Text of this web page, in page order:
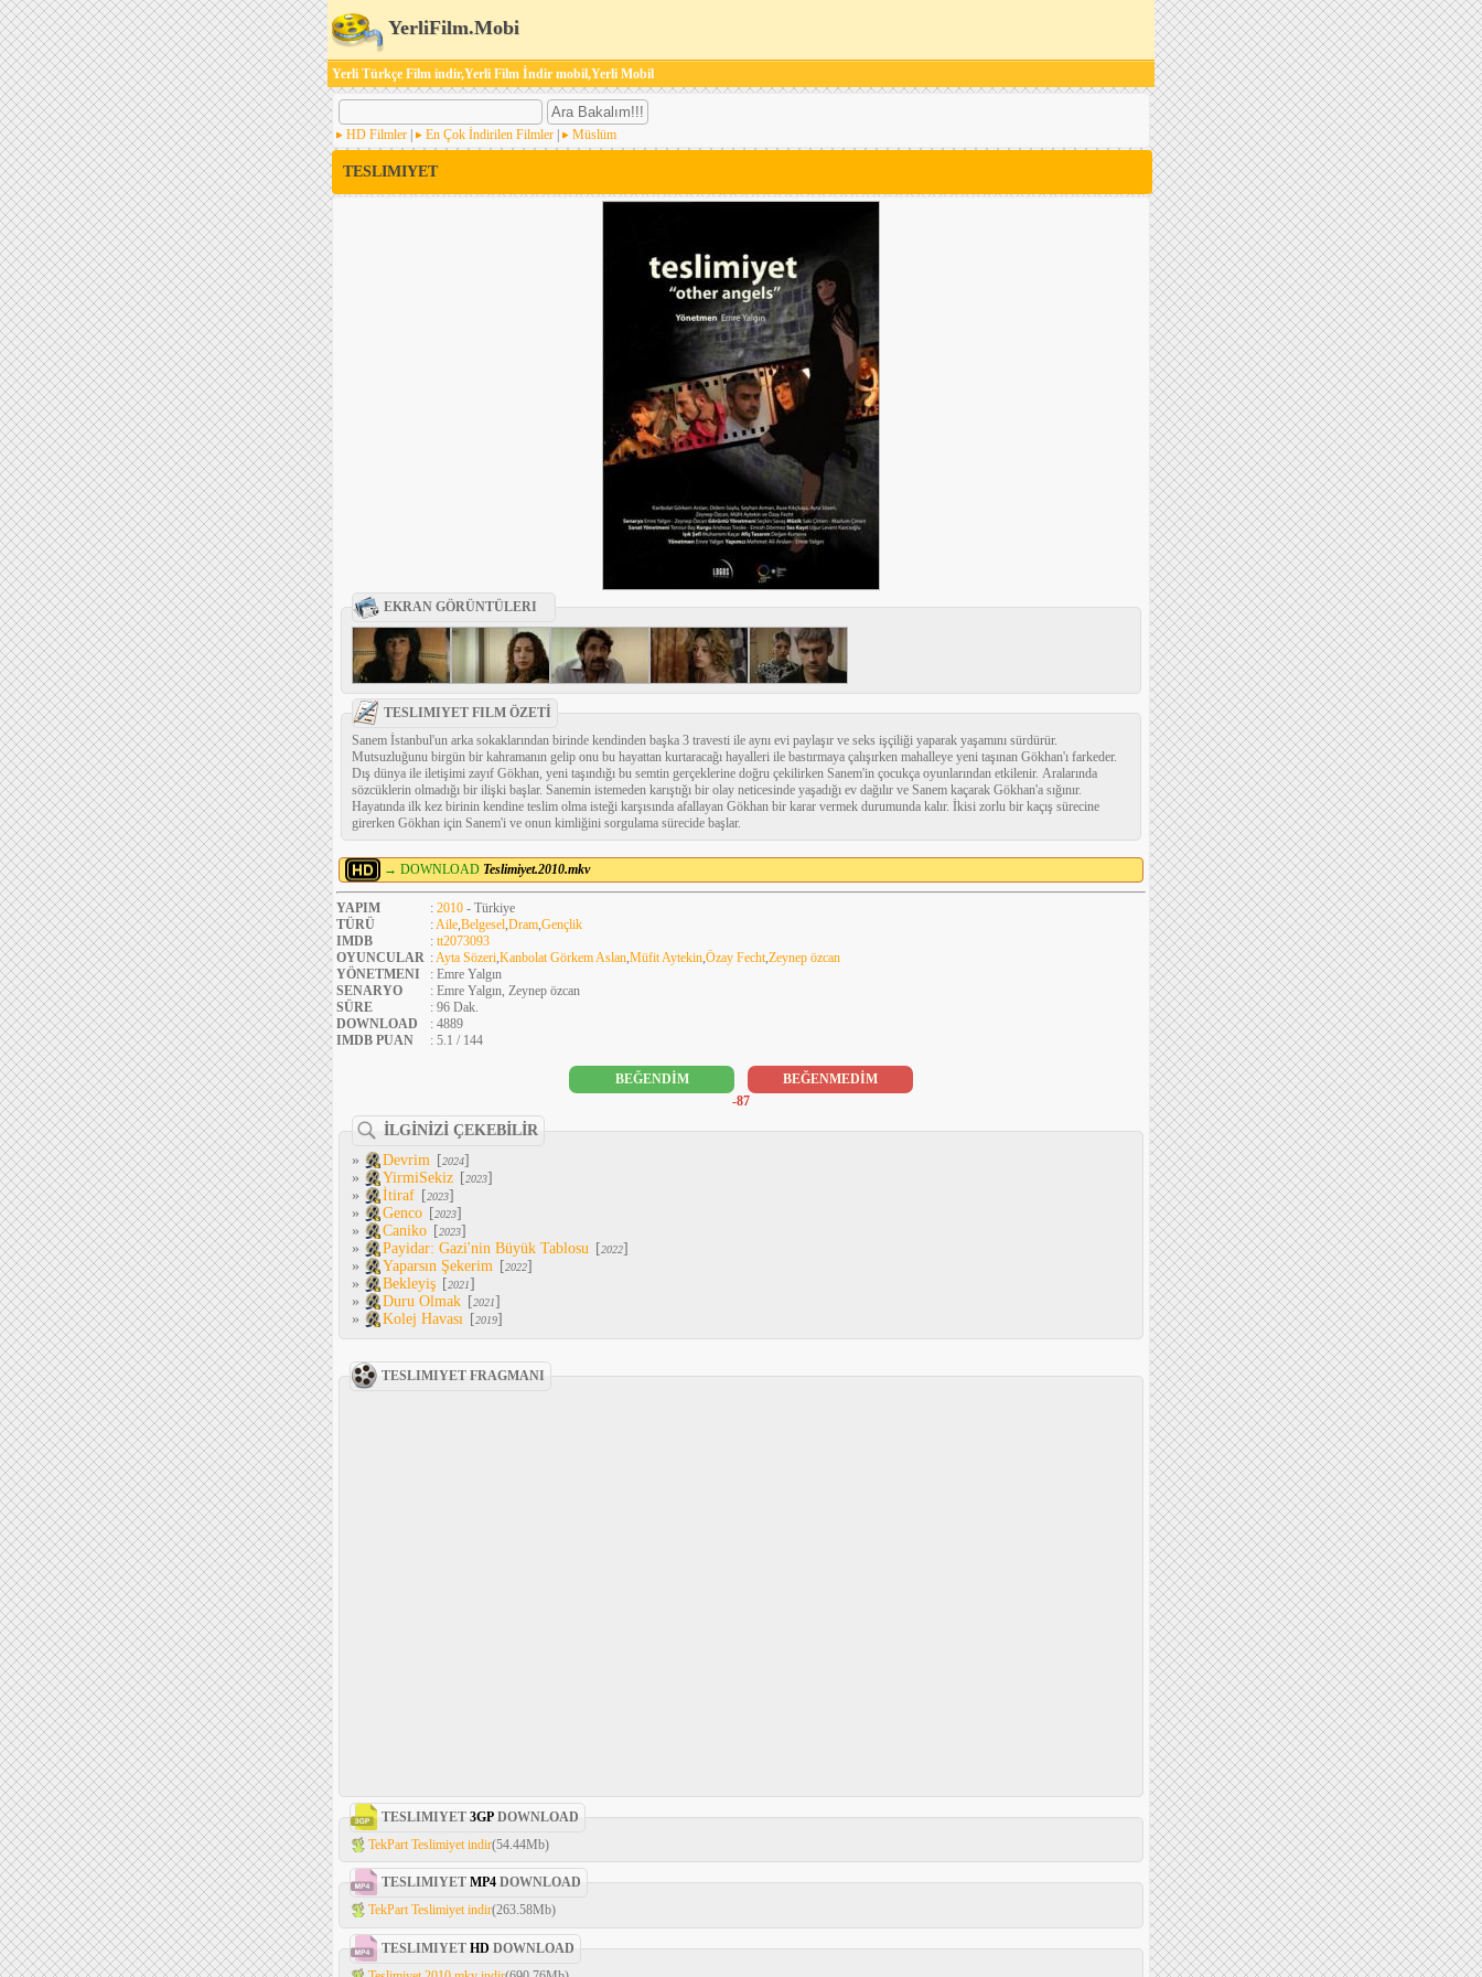
YerliFilm.Mobi
Yerli Türkçe Film indir,Yerli Film İndir mobil,Yerli Mobil
HD Filmler En Çok İndirilen Filmler Müslüm
TESLIMIYET
EKRAN GÖRÜNTÜLERI
TESLIMIYET FILM ÖZETİ
Sanem İstanbul'un arka sokaklarından birinde kendinden başka 3 travesti ile aynı evi paylaşır ve seks işçiliği yaparak yaşamını sürdürür.
Mutsuzluğunu birgün bir kahramanın gelip onu bu hayattan kurtaracağı hayalleri ile bastırmaya çalışırken mahalleye yeni taşınan Gökhan'ı farkeder.
Dış dünya ile iletişimi zayıf Gökhan, yeni taşındığı bu semtin gerçeklerine doğru çekilirken Sanem'in çocukça oyunlarından etkilenir. Aralarında
sözcüklerin olmadığı bir ilişki başlar. Sanemin istemeden karıştığı bir olay neticesinde yaşadığı ev dağılır ve Sanem kaçarak Gökhan'a sığınır.
Hayatında ilk kez birinin kendine teslim olma isteği karşısında afallayan Gökhan bir karar vermek durumunda kalır. İkisi zorlu bir kaçış sürecine
girerken Gökhan için Sanem'i ve onun kimliğini sorgulama sürecide başlar.
→ DOWNLOAD Teslimiyet.2010.mkv
YAPIM : 2010 - Türkiye
TÜRÜ
:Aile,Belgesel,Dram,Gençlik
IMDB
: tt2073093
OYUNCULAR :Ayta Sözeri,Kanbolat Görkem Aslan,Müfit Aytekin,Özay Fecht,Zeynep özcan
YÖNETMENI
: Emre Yalgın
SENARYO
: Emre Yalgın, Zeynep özcan
SÜRE
: 96 Dak.
DOWNLOAD
: 4889
IMDB PUAN
: 5.1 / 144
BEĞENDİM
BEĞENMEDİM
-87
İLGİNİZİ ÇEKEBİLİR
»
Devrim [2024]
»
YirmiSekiz [2023]
»
İtiraf [2023]
»
Genco [2023]
»
Caniko [2023]
»
Payidar: Gazi'nin Büyük Tablosu [2022]
»
Yaparsın Şekerim [2022]
»
Bekleyiş [2021]
»
Duru Olmak [2021]
»
Kolej Havası [2019]
TESLIMIYET FRAGMANI
TESLIMIYET 3GP DOWNLOAD
TekPart Teslimiyet indir(54.44Mb)
TESLIMIYET MP4 DOWNLOAD
TekPart Teslimiyet indir(263.58Mb)
TESLIMIYET HD DOWNLOAD